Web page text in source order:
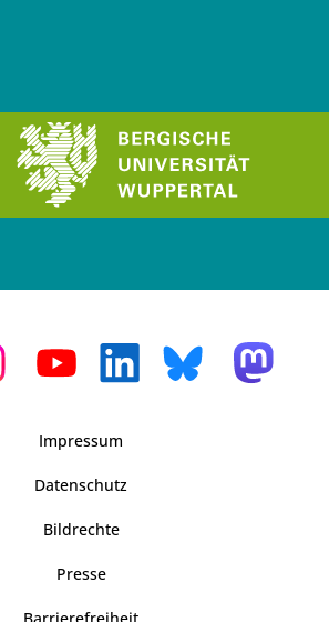
Impressum
Datenschutz
Bildrechte
Presse
Barrierefreiheit